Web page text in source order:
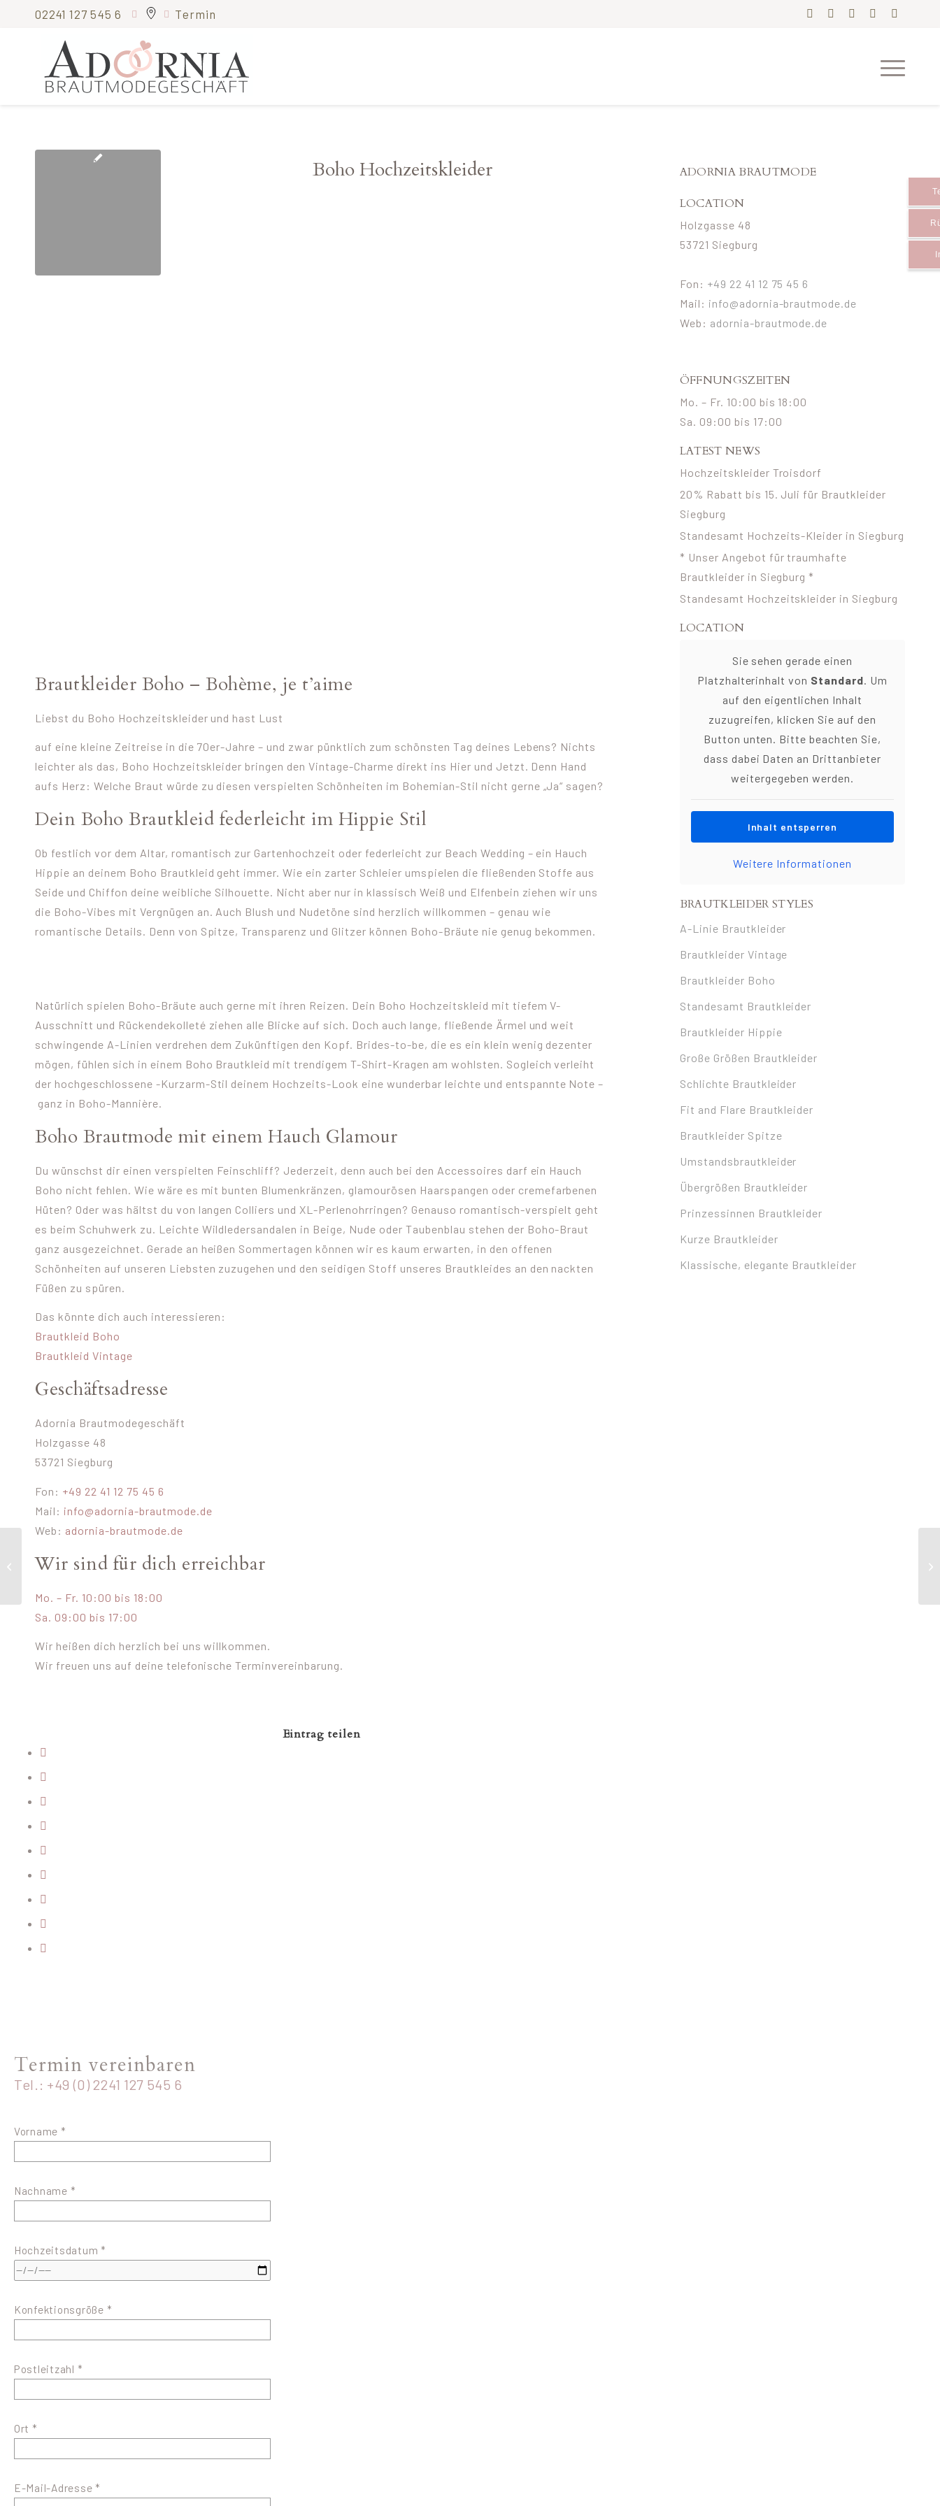
02241 127 545 6 Termin
Boho Hochzeitskleider
Brautkleider Boho – Bohème, je t’aime
Liebst du Boho Hochzeitskleider und hast Lust
auf eine kleine Zeitreise in die 70er-Jahre – und zwar pünktlich zum schönsten Tag deines Lebens? Nichts
leichter als das, Boho Hochzeitskleider bringen den Vintage-Charme direkt ins Hier und Jetzt. Denn Hand
aufs Herz: Welche Braut würde zu diesen verspielten Schönheiten im Bohemian-Stil nicht gerne „Ja“ sagen?
Dein Boho Brautkleid federleicht im Hippie Stil
Ob festlich vor dem Altar, romantisch zur Gartenhochzeit oder federleicht zur Beach Wedding – ein Hauch
Hippie an deinem Boho Brautkleid geht immer. Wie ein zarter Schleier umspielen die fließenden Stoffe aus
Seide und Chiffon deine weibliche Silhouette. Nicht aber nur in klassisch Weiß und Elfenbein ziehen wir uns
die Boho-Vibes mit Vergnügen an. Auch Blush und Nudetöne sind herzlich willkommen – genau wie
romantische Details. Denn von Spitze, Transparenz und Glitzer können Boho-Bräute nie genug bekommen.
Natürlich spielen Boho-Bräute auch gerne mit ihren Reizen. Dein Boho Hochzeitskleid mit tiefem V-
Ausschnitt und Rückendekolleté ziehen alle Blicke auf sich. Doch auch lange, fließende Ärmel und weit
schwingende A-Linien verdrehen dem Zukünftigen den Kopf. Brides-to-be, die es ein klein wenig dezenter
mögen, fühlen sich in einem Boho Brautkleid mit trendigem T-Shirt-Kragen am wohlsten. Sogleich verleiht
der hochgeschlossene -Kurzarm-Stil deinem Hochzeits-Look eine wunderbar leichte und entspannte Note –
ganz in Boho-Mannière.
Boho Brautmode mit einem Hauch Glamour
Du wünschst dir einen verspielten Feinschliff? Jederzeit, denn auch bei den Accessoires darf ein Hauch
Boho nicht fehlen. Wie wäre es mit bunten Blumenkränzen, glamourösen Haarspangen oder cremefarbenen
Hüten? Oder was hältst du von langen Colliers und XL-Perlenohrringen? Genauso romantisch-verspielt geht
es beim Schuhwerk zu. Leichte Wildledersandalen in Beige, Nude oder Taubenblau stehen der Boho-Braut
ganz ausgezeichnet. Gerade an heißen Sommertagen können wir es kaum erwarten, in den offenen
Schönheiten auf unseren Liebsten zuzugehen und den seidigen Stoff unseres Brautkleides an den nackten
Füßen zu spüren.
Das könnte dich auch interessieren:
Brautkleid Boho
Brautkleid Vintage
Geschäftsadresse
Adornia Brautmodegeschäft
Holzgasse 48
53721 Siegburg
Fon: +49 22 41 12 75 45 6
Mail: info@adornia-brautmode.de
Web: adornia-brautmode.de
Wir sind für dich erreichbar
Mo. – Fr. 10:00 bis 18:00
Sa. 09:00 bis 17:00
Wir heißen dich herzlich bei uns willkommen.
Wir freuen uns auf deine telefonische Terminvereinbarung.
Eintrag teilen
ADORNIA BRAUTMODE
LOCATION
Holzgasse 48
53721 Siegburg
Fon: +49 22 41 12 75 45 6
Mail: info@adornia-brautmode.de
Web: adornia-brautmode.de
ÖFFNUNGSZEITEN
Mo. – Fr. 10:00 bis 18:00
Sa. 09:00 bis 17:00
LATEST NEWS
Hochzeitskleider Troisdorf
20% Rabatt bis 15. Juli für Brautkleider
Siegburg
Standesamt Hochzeits-Kleider in Siegburg
* Unser Angebot für traumhafte
Brautkleider in Siegburg *
Standesamt Hochzeitskleider in Siegburg
LOCATION
Sie sehen gerade einen
Platzhalterinhalt von Standard. Um
auf den eigentlichen Inhalt
zuzugreifen, klicken Sie auf den
Button unten. Bitte beachten Sie,
dass dabei Daten an Drittanbieter
weitergegeben werden.
Inhalt entsperren
Weitere Informationen
BRAUTKLEIDER STYLES
A-Linie Brautkleider
Brautkleider Vintage
Brautkleider Boho
Standesamt Brautkleider
Brautkleider Hippie
Große Größen Brautkleider
Schlichte Brautkleider
Fit and Flare Brautkleider
Brautkleider Spitze
Umstandsbrautkleider
Übergrößen Brautkleider
Prinzessinnen Brautkleider
Kurze Brautkleider
Klassische, elegante Brautkleider
Termin vereinbaren
Tel.: +49 (0) 2241 127 545 6
Vorname *
Nachname *
Hochzeitsdatum *
Konfektionsgröße *
Postleitzahl *
Ort *
E-Mail-Adresse *
Brautkleider von
Brautmode